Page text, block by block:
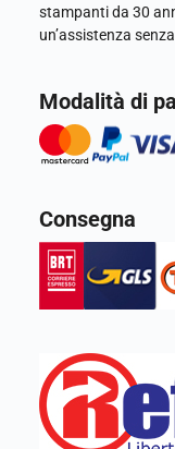
stampanti da 30
un’assistenza
Modalità di
Consegna